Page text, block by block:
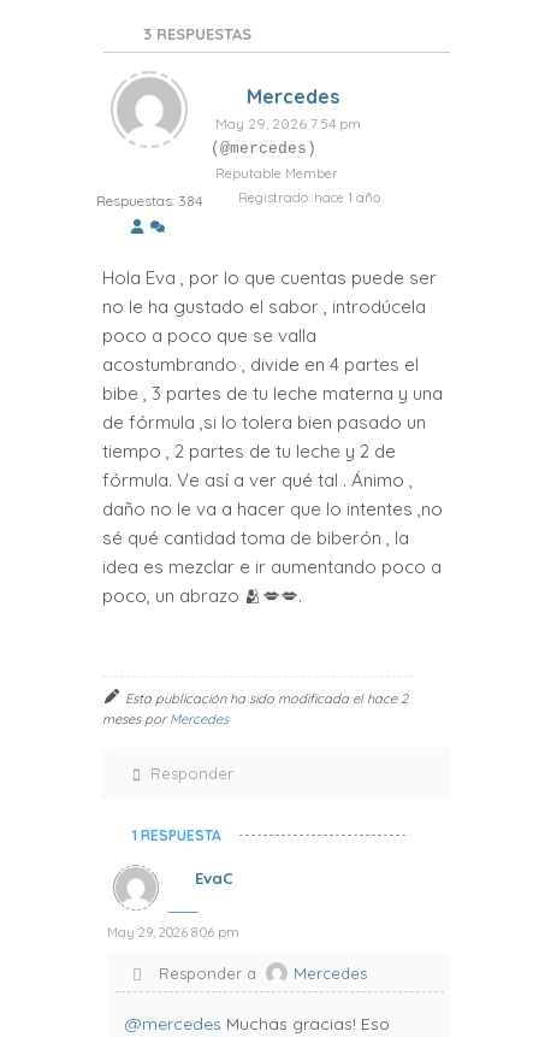
3 RESPUESTAS
Respuestas: 384
Mercedes
May 29, 2026 7:54 pm
(@mercedes)
Reputable Member
Registrado: hace 1 año
Hola Eva , por lo que cuentas puede ser
no le ha gustado el sabor , introdúcela
poco a poco que se valla
acostumbrando , divide en 4 partes el
bibe , 3 partes de tu leche materna y una
de fórmula ,si lo tolera bien pasado un
tiempo , 2 partes de tu leche y 2 de
fórmula. Ve así a ver qué tal . Ánimo ,
daño no le va a hacer que lo intentes ,no
sé qué cantidad toma de biberón , la
idea es mezclar e ir aumentando poco a
poco, un abrazo 🫂💋💋.
Esta publicación ha sido modificada el hace 2
meses porMercedes
Responder
1 RESPUESTA
EvaC
May 29, 2026 8:06 pm
Responder a Mercedes
@mercedes Muchas gracias! Eso